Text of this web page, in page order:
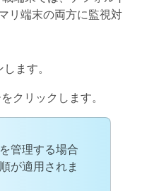
リ端末の両方に監視対
ます。
をクリックします。
を管理する場合
が適用されま